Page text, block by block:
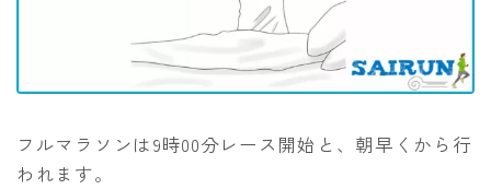
フルマラソンは9時00分レース開始と、朝早くから行
われます。